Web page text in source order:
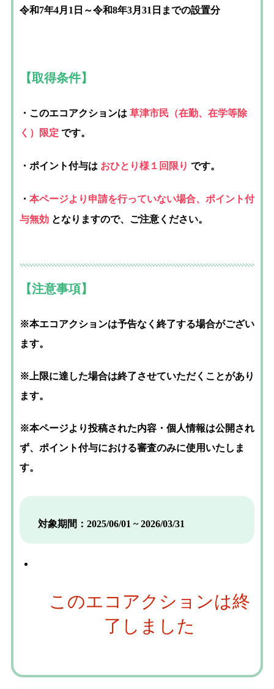
令和7年4月1日～令和8年3月31日までの設置分
【取得条件】
・このエコアクションは草津市民（在勤、在学等除
く）限定 です。
・ポイント付与は おひとり様１回限り です。
・ 本ページより申請を行っていない場合、ポイント付
与無効 となりますので、ご注意ください。
【注意事項】
※本エコアクションは予告なく終了する場合がござい
ます。
※上限に達した場合は終了させていただくことがあり
ます。
※本ページより投稿された内容・個人情報は公開され
ず、ポイント付与における審査のみに使用いたしま
す。
対象期間：2025/06/01 ~ 2026/03/31
このエコアクションは終
了しました